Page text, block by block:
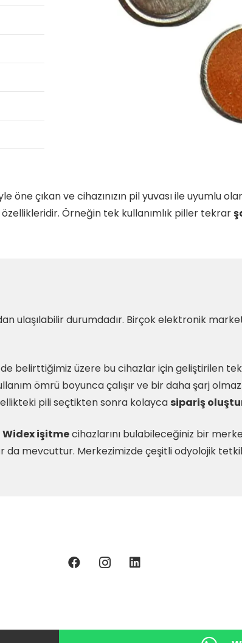
öne çıkan ve cihazınızın pil yuvası ile uyumlu
Örneğin tek kullanımlık piller tekrar
ulaşılabilir durumdadır. Birçok elektronik
de belirttiğimiz üzere bu cihazlar için geliştirilen
ömrü boyunca çalışır ve bir daha şarj
pili seçtikten sonra kolayca sipariş
Widex işitmecihazlarını bulabileceğiniz bir
da mevcuttur. Merkezimizde çeşitli odyolojik